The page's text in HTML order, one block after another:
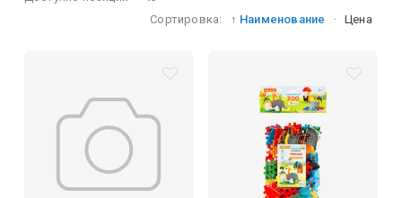
Сортировка:
↑ Наименование · Цена